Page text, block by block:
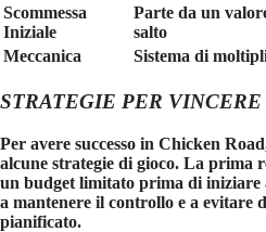
Scommessa
Iniziale
Parte da un
salto
Meccanica
Sistema di
STRATEGIE PER VINCERE
Per avere successo in Chicken Road
alcune strategie di gioco. La prima
un budget limitato prima di iniziare
a mantenere il controllo e a evitare
pianificato.